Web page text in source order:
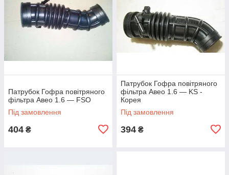
Патрубок Гофра повітряного
фільтра Авео 1.6 — FSO
Під замовлення
404 ₴
Патрубок Гофра повітряного
фільтра Авео 1.6 — KS -
Корея
Під замовлення
394 ₴